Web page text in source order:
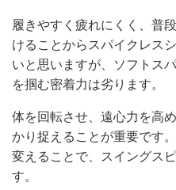
履きやすく疲れにくく、普
けることからスパイクレス
いと思いますが、ソフトス
を掴む密着力は劣ります。
体を回転させ、遠心力を高
かり捉えることが重要です
変えることで、スイングス
す。